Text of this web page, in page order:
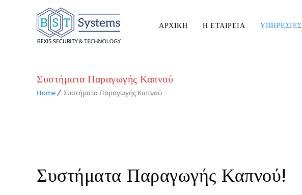
ΑΡΧΙΚΗ Η ΕΤΑΙΡΕΙΑ ΥΠΗΡΕΣΙΕΣ
Συστήματα Παραγωγής Καπνού
Home Συστήματα Παραγωγής Καπνού
Συστήματα Παραγωγής Καπνού!